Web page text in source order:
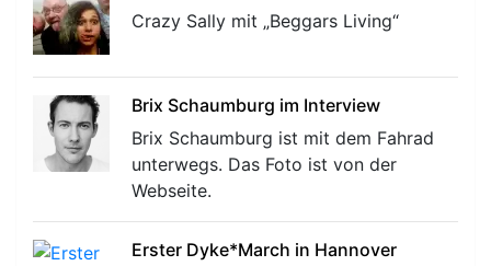
Crazy Sally mit „Beggars Living“
Brix Schaumburg im Interview
Brix Schaumburg ist mit dem Fahrad
unterwegs. Das Foto ist von der
Webseite.
Erster Dyke*March in Hannover